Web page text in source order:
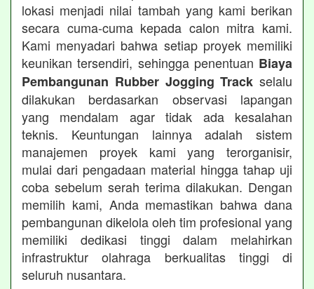
lokasi menjadi nilai tambah yang kami berikan
secara cuma-cuma kepada calon mitra kami.
Kami menyadari bahwa setiap proyek memiliki
keunikan tersendiri, sehingga penentuan Biaya
Pembangunan Rubber Jogging Track selalu
dilakukan berdasarkan observasi lapangan
yang mendalam agar tidak ada kesalahan
teknis. Keuntungan lainnya adalah sistem
manajemen proyek kami yang terorganisir,
mulai dari pengadaan material hingga tahap uji
coba sebelum serah terima dilakukan. Dengan
memilih kami, Anda memastikan bahwa dana
pembangunan dikelola oleh tim profesional yang
memiliki dedikasi tinggi dalam melahirkan
infrastruktur olahraga berkualitas tinggi di
seluruh nusantara.